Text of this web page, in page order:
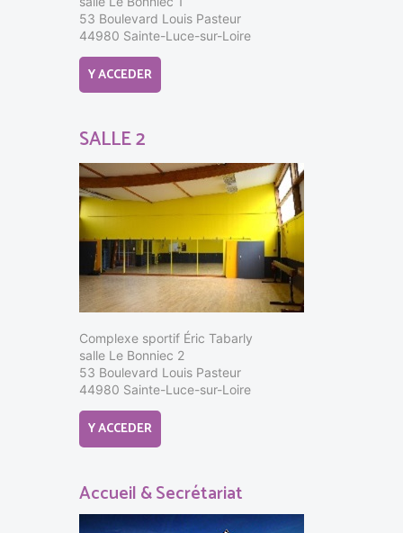
53 Boulevard Louis Pasteur
44980 Sainte-Luce-sur-Loire
Y ACCEDER
SALLE 2
Complexe sportif Éric Tabarly
salle Le Bonniec 2
53 Boulevard Louis Pasteur
44980 Sainte-Luce-sur-Loire
Y ACCEDER
Accueil & Secrétariat